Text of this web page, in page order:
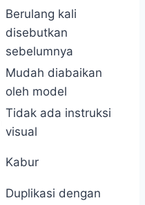
Berulang kali
disebutkan
sebelumnya
Mudah diabaikan
oleh model
Tidak ada instruksi
visual
Kabur
Duplikasi dengan